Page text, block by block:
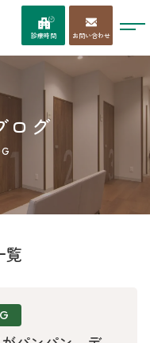
診療時間 お問い合わせ
ログ
覧